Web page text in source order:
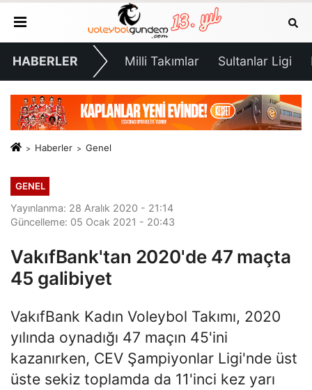
HABERLER Milli Takımlar Sultanlar Ligi
Haberler Genel
GENEL
Yayınlanma: 28 Aralık 2020 - 21:14
Güncelleme: 05 Ocak 2021 - 20:43
VakıfBank'tan 2020'de 47 maçta
45 galibiyet
VakıfBank Kadın Voleybol Takımı, 2020
yılında oynadığı 47 maçın 45'ini
kazanırken, CEV Şampiyonlar Ligi'nde üst
üste sekiz toplamda da 11'inci kez yarı